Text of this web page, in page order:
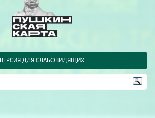
ВЕРСИЯ ДЛЯ СЛАБОВИДЯЩИХ